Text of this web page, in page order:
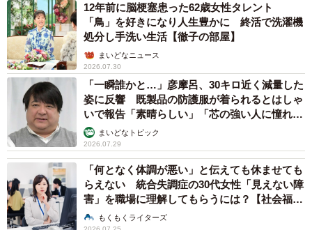
12年前に脳梗塞患った62歳女性タレント
「鳥」を好きになり人生豊かに 終活で洗濯機
処分し手洗い生活【徹子の部屋】
まいどなニュース
2026.07.30
「一瞬誰かと…」彦摩呂、30キロ近く減量した
姿に反響 既製品の防護服が着られるとはしゃ
いで報告「素晴らしい」「芯の強い人に憧れま
す」まいどなトピック
2026.07.29
「何となく体調が悪い」と伝えても休ませても
らえない 統合失調症の30代女性「見えない障
害」を職場に理解してもらうには？【社会福祉
士が解説】
もくもくライターズ